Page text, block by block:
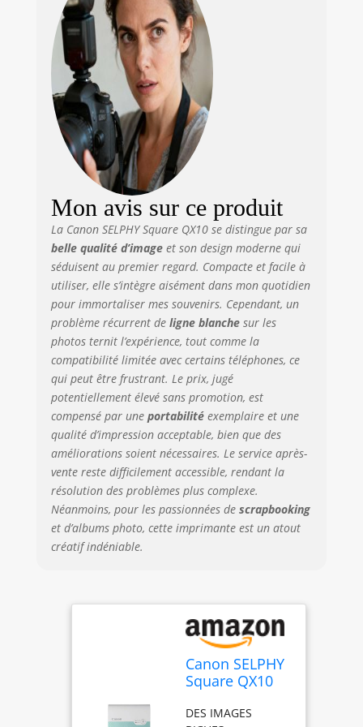
d'affichage et à
tout autre endroit
où vous souhaitez
exposer vos
N'IMPORTE QUAND
ET N'IMPORTE OÙ :
avec la
connectivité Wi-Fi,
la mini imprimante
SQUARE QX10 est
votre compagnon
d'impression
portable, toujours
prête à
transformer vos
moments spéciaux
en tirages
époustouflants où
que vous soyez.
CRÉEZ DES
IMPRESSIONS AVEC
DU PAPIER
AUTOCOLLANT :
améliorez la
qualité de vos
impressions avec
le format d'image
plus grand et plus
sympa de 68 x 68
CONNECTEZ-VOUS
À L'APPLICATION
SELPHY PHOTO
LAYOUT : laissez
créativité avec
Mon avis sur ce produit
La Canon SELPHY Square QX10 se distingue par sa
belle qualité d’imageet son design moderne qui
séduisent au premier regard. Compacte et facile à
utiliser, elle s’intègre aisément dans mon quotidien
pour immortaliser mes souvenirs. Cependant, un
problème récurrent de ligne blanchesur les
photos ternit l’expérience, tout comme la
compatibilité limitée avec certains téléphones, ce
qui peut être frustrant. Le prix, jugé
potentiellement élevé sans promotion, est
compensé par une portabilitéexemplaire et une
qualité d’impression acceptable, bien que des
améliorations soient nécessaires. Le service après-
vente reste difficilement accessible, rendant la
résolution des problèmes plus complexe.
Néanmoins, pour les passionnées de scrapbooking
et d’albums photo, cette imprimante est un atout
créatif indéniable.
Canon SELPHY
Square QX10
Photo Portable
DES IMAGES